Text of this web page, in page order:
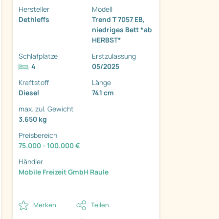
Hersteller
Dethleffs
Modell
Trend T 7057 EB,
niedriges Bett *ab
HERBST*
Schlafplätze
4
Erstzulassung
05/2025
Kraftstoff
Diesel
Länge
741 cm
max. zul. Gewicht
3.650 kg
Preisbereich
75.000 - 100.000 €
Händler
Mobile Freizeit GmbH Raule
Merken Teilen